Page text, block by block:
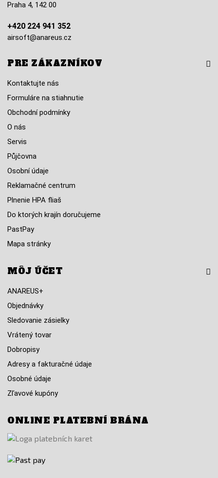
Praha 4, 142 00
+420 224 941 352
airsoft@anareus.cz
PRE ZÁKAZNÍKOV
Kontaktujte nás
Formuláre na stiahnutie
Obchodní podmínky
O nás
Servis
Půjčovna
Osobní údaje
Reklamačné centrum
Plnenie HPA fliaš
Do ktorých krajín doručujeme
PastPay
Mapa stránky
MÔJ ÚČET
ANAREUS+
Objednávky
Sledovanie zásielky
Vrátený tovar
Dobropisy
Adresy a fakturačné údaje
Osobné údaje
Zľavové kupóny
ONLINE PLATEBNÍ BRÁNA